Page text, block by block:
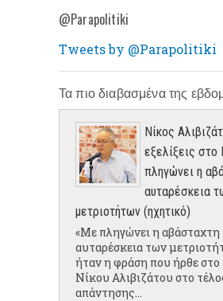
@Parapolitiki
Tweets by @Parapolitiki
Τα πιο διαβασμένα της
Νίκος
εξελίξεις
πληγώνει η
αυταρέσκεια
μετριοτήτων (ηχητικό)
«Με πληγώνει η αβάσταχτη
αυταρέσκεια των
ήταν η φράση που ήρθε
Νίκου Αλιβιζάτου στο
απάντησης...